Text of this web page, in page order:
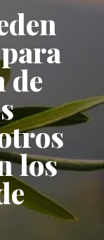
de
los